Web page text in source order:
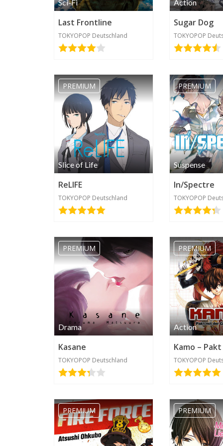
tafel72689
2020-04-17
18:09
Lumiael
2020-04-17
16:18
Sci-Fi
Last Frontline
TOKYOPOP Deutschland
Action
Sugar Dog
TOKYOPOP
PREMIUM
Slice of Life
ReLIFE
TOKYOPOP Deutschland
PREMIUM
Suspense
In/Spectre
TOKYOPOP
PREMIUM
Drama
Kasane
TOKYOPOP Deutschland
PREMIUM
Action
TOKYOPOP
PREMIUM PREMIUM